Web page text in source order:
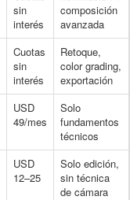
sin
interés
composición
avanzada
Cuotas
sin
interés
Retoque,
color grading,
exportación
USD
49/mes
Solo
fundamentos
técnicos
USD
12–25
Solo edición,
sin técnica
de cámara